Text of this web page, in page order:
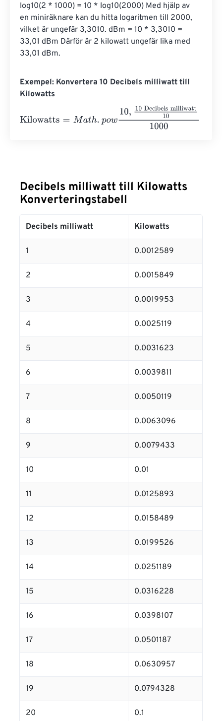
log10(2 * 1000) = 10 * log10(2000) Med hjälp av
en miniräknare kan du hitta logaritmen till 2000,
vilket är ungefär 3,3010. dBm = 10 * 3,3010 =
33,01 dBm Därför är 2 kilowatt ungefär lika med
33,01 dBm.
Exempel: Konvertera 10 Decibels milliwatt till
Kilowatts
10 Decibels milliwatt101000
Decibels milliwatt till Kilowatts
Konverteringstabell
Decibels milliwatt Kilowatts
1 0.0012589
2 0.0015849
3 0.0019953
4 0.0025119
5 0.0031623
6 0.0039811
7 0.0050119
8 0.0063096
9 0.0079433
10 0.01
11 0.0125893
12 0.0158489
13 0.0199526
14 0.0251189
15 0.0316228
16 0.0398107
17 0.0501187
18 0.0630957
19 0.0794328
20 0.1